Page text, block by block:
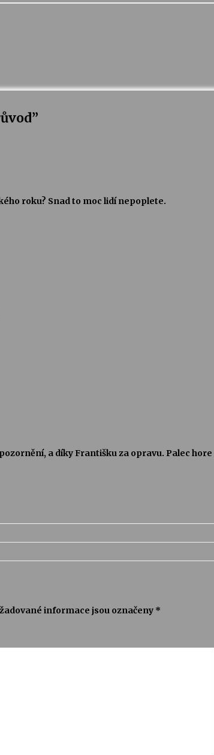
”
roku? Snad to moc lidí nepoplete.
a díky Františku za opravu. Palec hore
informace jsou označeny *